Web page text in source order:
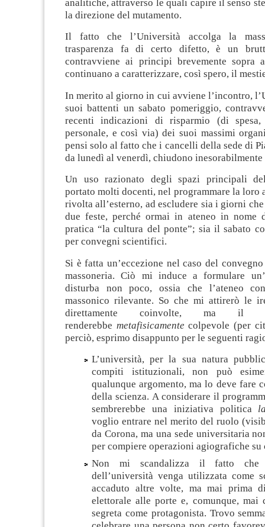
analitiche, attraverso le quali capire il senso
la direzione del mutamento.
Il fatto che l’Università accolga la
trasparenza fa di certo difetto, è un
contravviene ai principi brevemente sopra
continuano a caratterizzare, così spero, il
In merito al giorno in cui avviene l’incontro,
suoi battenti un sabato pomeriggio,
recenti indicazioni di risparmio (di
personale, e così via) dei suoi massimi
pensi solo al fatto che i cancelli della sede di
da lunedì al venerdì, chiudono inesorabilmente
Un uso razionato degli spazi principali
portato molti docenti, nel programmare la loro
rivolta all’esterno, ad escludere sia i giorni
due feste, perché ormai in ateneo in nome
pratica “la cultura del ponte”; sia il sabato
per convegni scientifici.
Si è fatta un’eccezione nel caso del
massoneria. Ciò mi induce a formulare
disturba non poco, ossia che l’ateneo
massonico rilevante. So che mi attirerò le
direttamente coinvolte, ma il
renderebbe metafisicamentecolpevole (per
perciò, esprimo disappunto per le seguenti
L’università, per la sua natura
compiti istituzionali, non può
qualunque argomento, ma lo deve fare
della scienza. A considerare il
sembrerebbe una iniziativa politica
voglio entrare nel merito del ruolo
da Corona, ma una sede universitaria
per compiere operazioni agiografiche su
Non mi scandalizza il fatto che
dell’università venga utilizzata come
accaduto altre volte, ma mai prima
elettorale alle porte e, comunque, mai
segreta come protagonista. Trovo